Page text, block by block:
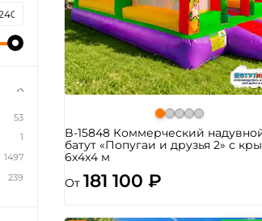
B-15848 Коммерческий
батут «Попугаи и друзья 2» с
6x4x4 м
От 181 100 ₽
53
1
1497
239